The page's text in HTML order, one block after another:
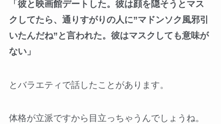
「彼と映画館デートした。彼は顔を隠そうとマス
クしてたら、通りすがりの人に”マドンソク風邪引
いたんだね”と言われた。彼はマスクしても意味が
ない」
とバラエティで話したことがあります。
体格が立派ですから目立っちゃうんでしょうね。